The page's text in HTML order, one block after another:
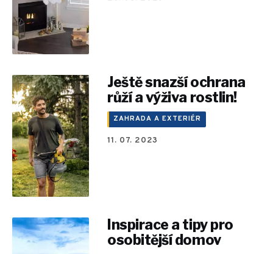
Ještě snazší ochrana
růží a výživa rostlin!
ZAHRADA A EXTERIÉR
11. 07. 2023
Inspirace a tipy pro
osobitější domov